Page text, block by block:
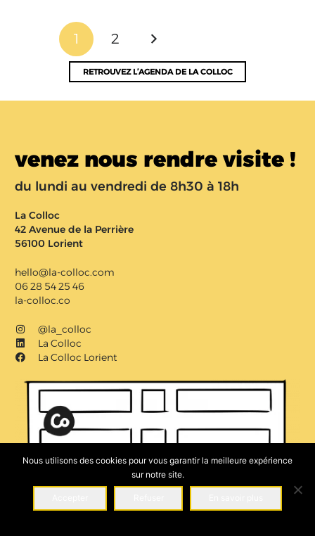
1 2
RETROUVEZ L’AGENDA DE LA COLLOC
venez nous rendre visite !
du lundi au vendredi de 8h30 à 18h
La Colloc
42 Avenue de la Perrière
56100 Lorient
hello@la-colloc.com
06 28 54 25 46
la-colloc.co
@la_colloc
La Colloc
La Colloc Lorient
Nous utilisons des cookies pour vous garantir la meilleure expérience
sur notre site.